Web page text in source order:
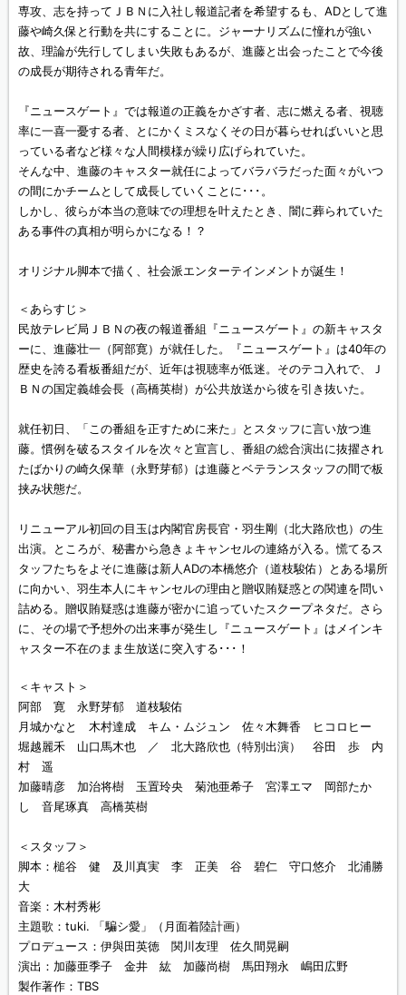
専攻、志を持ってＪＢＮに入社し報道記者を希望するも、ADとして進
藤や崎久保と行動を共にすることに。ジャーナリズムに憧れが強い
故、理論が先行してしまい失敗もあるが、進藤と出会ったことで今後
の成長が期待される青年だ。
『ニュースゲート』では報道の正義をかざす者、志に燃える者、視聴
率に一喜一憂する者、とにかくミスなくその日が暮らせればいいと思
っている者など様々な人間模様が繰り広げられていた。
そんな中、進藤のキャスター就任によってバラバラだった面々がいつ
の間にかチームとして成長していくことに･･･。
しかし、彼らが本当の意味での理想を叶えたとき、闇に葬られていた
ある事件の真相が明らかになる！？
オリジナル脚本で描く、社会派エンターテインメントが誕生！
＜あらすじ＞
民放テレビ局ＪＢＮの夜の報道番組『ニュースゲート』の新キャスタ
ーに、進藤壮一（阿部寛）が就任した。『ニュースゲート』は40年の
歴史を誇る看板番組だが、近年は視聴率が低迷。そのテコ入れで、Ｊ
ＢＮの国定義雄会長（高橋英樹）が公共放送から彼を引き抜いた。
就任初日、「この番組を正すために来た」とスタッフに言い放つ進
藤。慣例を破るスタイルを次々と宣言し、番組の総合演出に抜擢され
たばかりの崎久保華（永野芽郁）は進藤とベテランスタッフの間で板
挟み状態だ。
リニューアル初回の目玉は内閣官房長官・羽生剛（北大路欣也）の生
出演。ところが、秘書から急きょキャンセルの連絡が入る。慌てるス
タッフたちをよそに進藤は新人ADの本橋悠介（道枝駿佑）とある場所
に向かい、羽生本人にキャンセルの理由と贈収賄疑惑との関連を問い
詰める。贈収賄疑惑は進藤が密かに追っていたスクープネタだ。さら
に、その場で予想外の出来事が発生し『ニュースゲート』はメインキ
ャスター不在のまま生放送に突入する･･･！
＜キャスト＞
阿部 寛 永野芽郁 道枝駿佑
月城かなと 木村達成 キム・ムジュン 佐々木舞香 ヒコロヒー
堀越麗禾 山口馬木也 ／ 北大路欣也（特別出演） 谷田 歩 内
村 遥
加藤晴彦 加治将樹 玉置玲央 菊池亜希子 宮澤エマ 岡部たか
し 音尾琢真 高橋英樹
＜スタッフ＞
脚本：槌谷 健 及川真実 李 正美 谷 碧仁 守口悠介 北浦勝
大
音楽：木村秀彬
主題歌：tuki. 「騙シ愛」（月面着陸計画）
プロデュース：伊與田英徳 関川友理 佐久間晃嗣
演出：加藤亜季子 金井 紘 加藤尚樹 馬田翔永 嶋田広野
製作著作：TBS